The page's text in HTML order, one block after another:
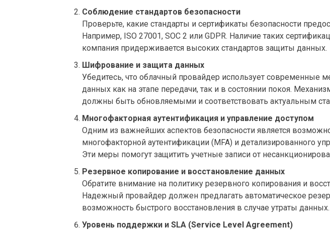
Соблюдение стандартов безопасности
Проверьте, какие стандарты и сертификаты безопасности
Например, ISO 27001, SOC 2 или GDPR. Наличие таких
компания придерживается высоких стандартов защиты данных.
Шифрование и защита данных
Убедитесь, что облачный провайдер использует современные
данных как на этапе передачи, так и в состоянии покоя.
должны быть обновляемыми и соответствовать актуальным
Многофакторная аутентификация и управление доступом
Одним из важнейших аспектов безопасности является
многофакторной аутентификации (MFA) и детализированного
Эти меры помогут защитить учетные записи от
Резервное копирование и восстановление данных
Обратите внимание на политику резервного копирования и
Надежный провайдер должен предлагать автоматическое
возможность быстрого восстановления в случае утраты данных.
Уровень поддержки и SLA (Service Level Agreement)